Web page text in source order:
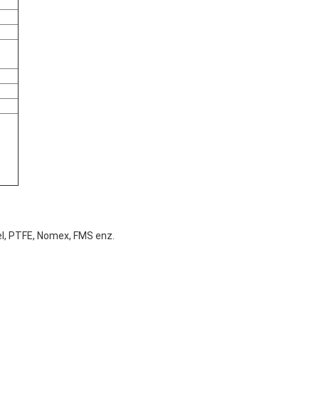
Nomex, FMS enz.